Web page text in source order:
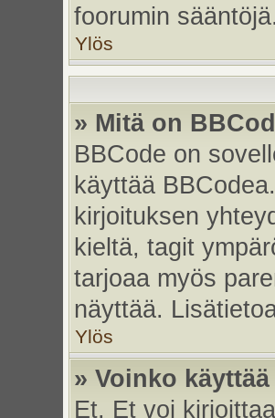
foorumin sääntöjä.
Ylös
» Mitä on
BBCode on
käyttää
kirjoituksen
kieltä, tagit
tarjoaa myös
näyttää.
Ylös
» Voinko
Et. Et voi